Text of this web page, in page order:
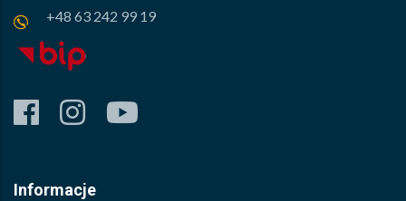
+48 63 242 99 19
facebook
instagram
Informacje